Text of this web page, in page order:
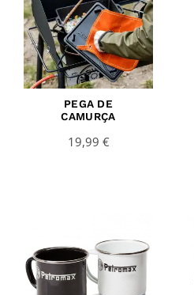
PEGA DE
CAMURÇA
19,99 €